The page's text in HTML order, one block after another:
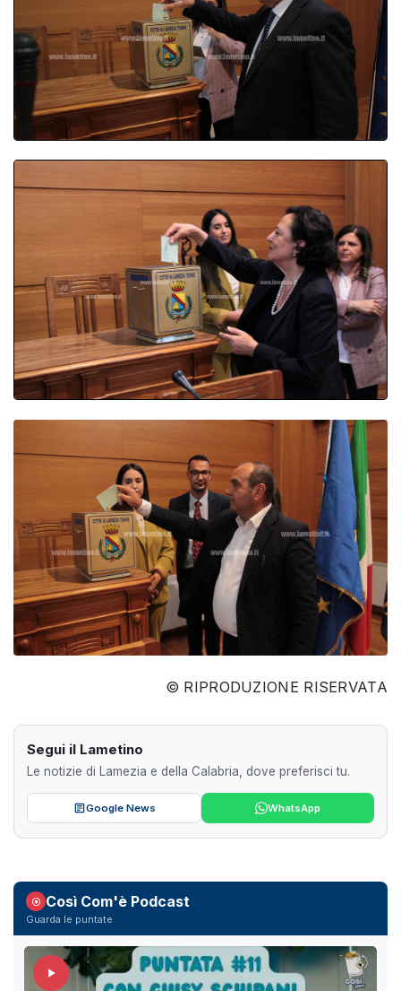
© RIPRODUZIONE RISERVATA
Segui il Lametino
Le notizie di Lamezia e della Calabria, dove preferisci tu.
Google News WhatsApp
Così Com'è Podcast
Guarda le puntate